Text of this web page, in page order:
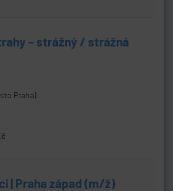
– strážný / strážná
Praha)
| Praha západ (m/ž)